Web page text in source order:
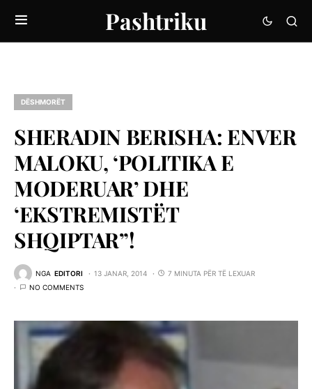
Pashtriku
DËSHMORËT
SHERADIN BERISHA: ENVER
MALOKU, ‘POLITIKA E
MODERUAR’ DHE
‘EKSTREMISTËT
SHQIPTAR”!
NGA EDITORI 13 JANAR, 2014
7 MINUTA PËR TË LEXUAR
NO COMMENTS